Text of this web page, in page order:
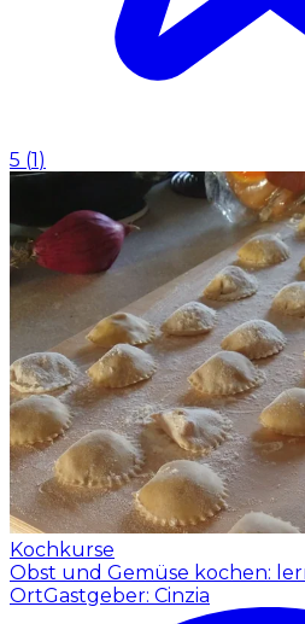
5 (1)
Kochkurse
Obst und Gemüse kochen:
OrtGastgeber: Cinzia